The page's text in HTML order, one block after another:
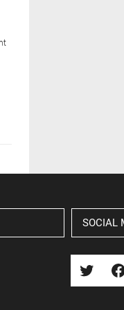
SOCIAL
Twitter Facebook